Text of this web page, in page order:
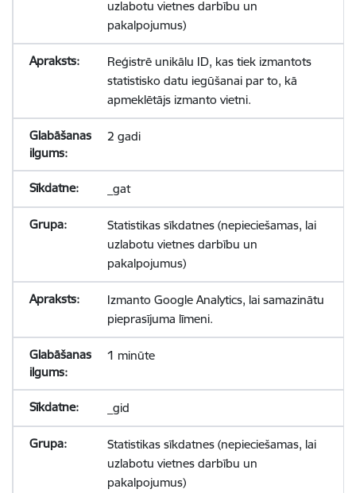
uzlabotu vietnes darbību un
pakalpojumus)
Reģistrē unikālu ID, kas tiek izmantots
statistisko datu iegūšanai par to, kā
apmeklētājs izmanto vietni.
2 gadi
_gat
Statistikas sīkdatnes (nepieciešamas, lai
uzlabotu vietnes darbību un
pakalpojumus)
Izmanto Google Analytics, lai samazinātu
pieprasījuma līmeni.
1 minūte
_gid
Statistikas sīkdatnes (nepieciešamas, lai
uzlabotu vietnes darbību un
pakalpojumus)